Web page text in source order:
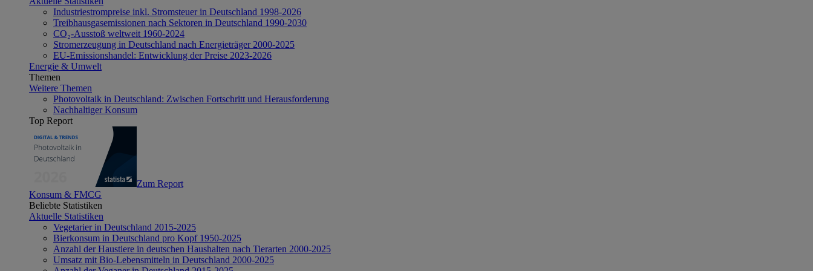
Industriestrompreise inkl. Stromsteuer in Deutschland 1998-2026
Treibhausgasemissionen nach Sektoren in Deutschland 1990-2030
CO₂-Ausstoß weltweit 1960-2024
Stromerzeugung in Deutschland nach Energieträger 2000-2025
EU-Emissionshandel: Entwicklung der Preise 2023-2026
Energie & Umwelt
Themen
Weitere Themen
Photovoltaik in Deutschland: Zwischen Fortschritt und Herausforderung
Nachhaltiger Konsum
Top Report
Zum Report
Konsum & FMCG
Beliebte Statistiken
Aktuelle Statistiken
Vegetarier in Deutschland 2015-2025
Bierkonsum in Deutschland pro Kopf 1950-2025
Anzahl der Haustiere in deutschen Haushalten nach Tierarten 2000-2025
Umsatz mit Bio-Lebensmitteln in Deutschland 2000-2025